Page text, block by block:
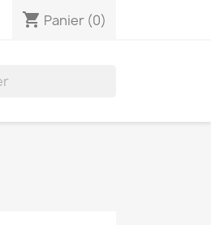
shopping_cart Panier (0)